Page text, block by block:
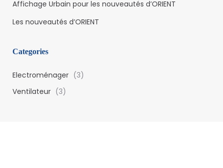
Affichage Urbain pour les nouveautés d’ORIENT
Les nouveautés d’ORIENT
Categories
Electroménager (3)
Ventilateur (3)